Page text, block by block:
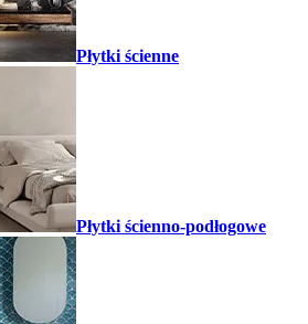
Płytki ścienne
Płytki ścienno-podłogowe